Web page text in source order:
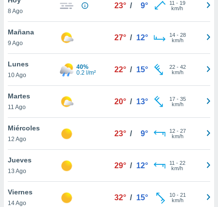
en
más
nuestra
de
cookies
aceptar
8 Ago
23° / 9° 11 - 19
km/h
Mañana
9 Ago
27° / 12° 14- 28
km/h
Lunes
10 Ago
40%
0.2 l/m²
22° / 15° 22- 42
km/h
Martes
11 Ago
20° / 13° 17- 35
km/h
Miércoles
12 Ago
23° / 9° 12- 27
km/h
Jueves
13 Ago
29° / 12° 11 - 22
km/h
Viernes
14 Ago
32° / 15° 10- 21
km/h